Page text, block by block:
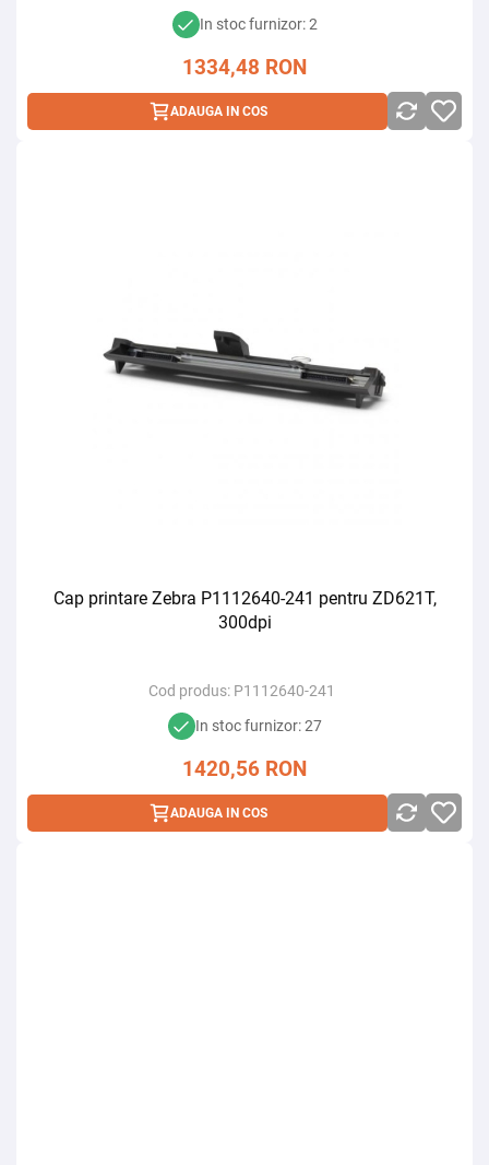
In stoc furnizor: 2
1334,48 RON
ADAUGA IN COS
Cap printare Zebra P1112640-241 pentru ZD621T,
300dpi
Cod produs: P1112640-241
In stoc furnizor: 27
1420,56 RON
ADAUGA IN COS